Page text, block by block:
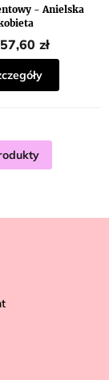
- Anielska
produktu
wynosi
5,0
na
5
gwiazdek.
57,60 zł